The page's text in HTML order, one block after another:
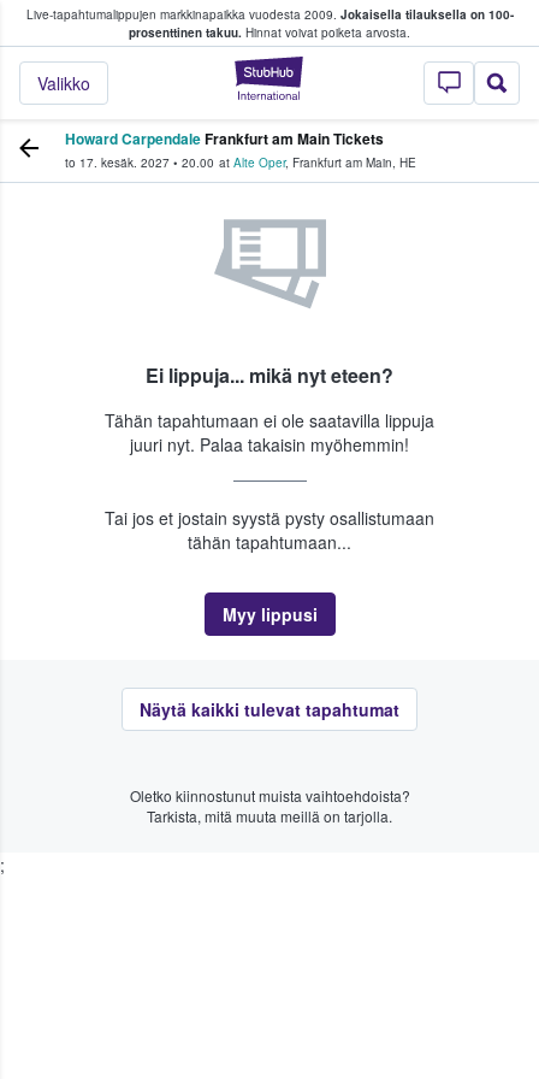
Live-tapahtumalippujen markkinapaikka vuodesta 2009. Jokaisella tilauksella on 100-
prosenttinen takuu. Hinnat voivat poiketa arvosta.
StubHub -
Valikko
fanit ostavat ja myyvät lippuja
Howard CarpendaleFrankfurt am Main Tickets
to 17. kesäk. 2027 • 20.00 at Alte Oper, Frankfurt am Main, HE
Ei lippuja... mikä nyt eteen?
Tähän tapahtumaan ei ole saatavilla lippuja
juuri nyt. Palaa takaisin myöhemmin!
Tai jos et jostain syystä pysty osallistumaan
tähän tapahtumaan...
Myy lippusi
Näytä kaikki tulevat tapahtumat
Oletko kiinnostunut muista vaihtoehdoista?
Tarkista, mitä muuta meillä on tarjolla.
;